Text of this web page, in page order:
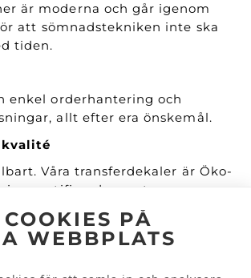
PÅ
WEBBPLATS
är moderna och går igenom
att sömnadstekniken inte ska
tiden.
enkel orderhantering och
allt efter era önskemål.
kvalité
Våra transferdekaler är Öko-
certifierade samt
De är mjuka, anpassningsbara
gånger både industritvätt och